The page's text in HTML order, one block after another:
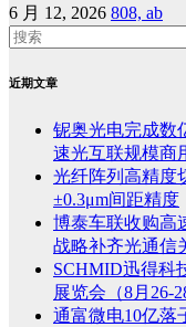
6 月 12, 2026 808, ab
近期文章
铌奥光电完成数
速光互联规模商
光纤阵列高精度
±0.3μm间距精度
博泰车联收购高
战略补齐光通信
SCHMID迅得科
展览会（8月26-
通富微电10亿落